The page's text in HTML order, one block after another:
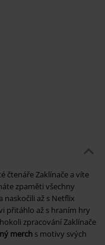
čtenáře Zaklínače a víte
zpaměti všechny
až s Netflix
přitáhlo až s hraním hry
zpracování Zaklínače
merch s motivy svých